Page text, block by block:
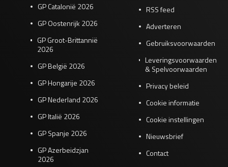
GP Catalonië 2026
GP Oostenrijk 2026
GP Groot-Brittannië
2026
GP België 2026
GP Hongarije 2026
GP Nederland 2026
GP Italië 2026
GP Spanje 2026
GP Azerbeidzjan
2026
RSS feed
Adverteren
Gebruiksvoorwaarden
Leveringsvoorwaarden
& Spelvoorwaarden
Privacy beleid
Cookie informatie
Cookie instellingen
Nieuwsbrief
Contact